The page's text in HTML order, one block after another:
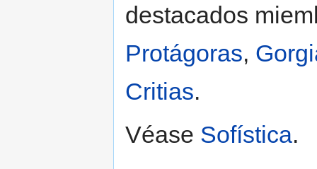
destacados
Protágoras,
Critias.
Véase Sofística.